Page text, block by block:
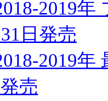
2019
日発売
2019
売